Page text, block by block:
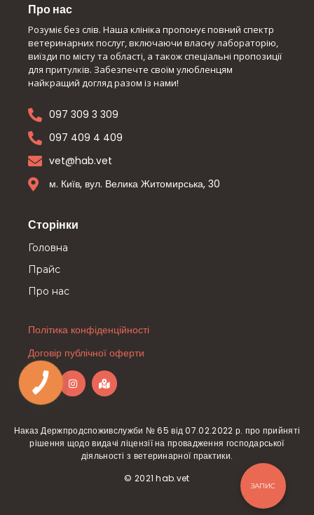
Про нас
Розуміє без слів. Наша клініка пропонує повний спектр
ветеринарних послуг, включаючи власну лабораторію,
виїзди по місту та області, а також спеціальні пропозиції
для притулків. Забезпечте своїм улюбленцям
найкращий догляд разом із нами!
097 309 3 309
097 409 4 409
vet@hab.vet
м. Київ, вул. Велика Житомирська, 30
Сторінки
Головна
Прайс
Про нас
Політика конфіденційності
Договір публічної оферти
Наказ Держпродспоживслужби № 65 від 07.02.2022 р. про прийняті
рішення щодо видачі ліцензії на провадження господарської
діяльності з ветеринарної практики.
© 2021 hab.vet
ЗАПИС